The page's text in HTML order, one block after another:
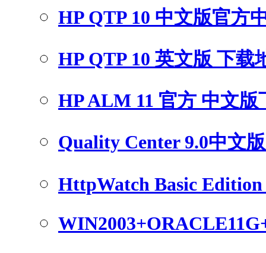
HP QTP 10 中文版官方
HP QTP 10 英文版 下载
HP ALM 11 官方 中文版
Quality Center 9.0中文
HttpWatch Basic Edition